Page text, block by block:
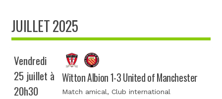
JUILLET 2025
Vendredi
25 juillet à
20h30
Witton Albion 1-3 United of Manchester
Match amical, Club international